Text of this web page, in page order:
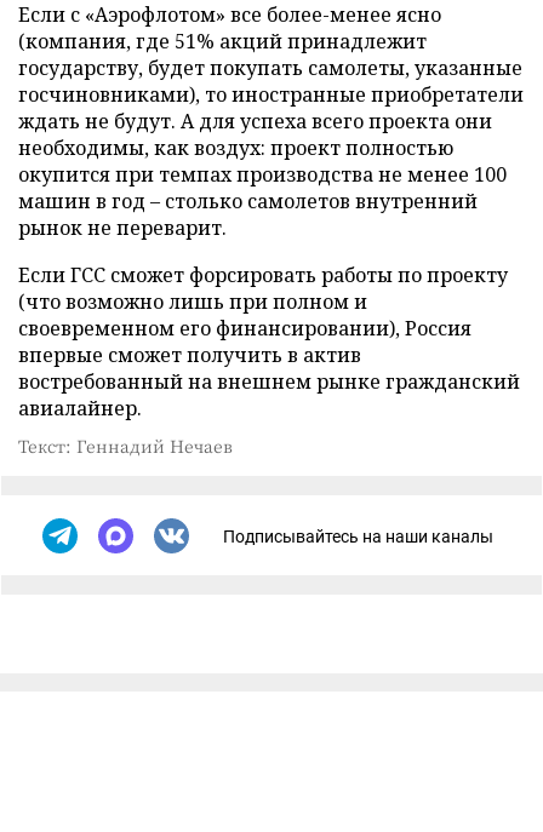
Если с «Аэрофлотом» все более-менее ясно
(компания, где 51% акций принадлежит
государству, будет покупать самолеты, указанные
госчиновниками), то иностранные приобретатели
ждать не будут. А для успеха всего проекта они
необходимы, как воздух: проект полностью
окупится при темпах производства не менее 100
машин в год – столько самолетов внутренний
рынок не переварит.
Если ГСС сможет форсировать работы по проекту
(что возможно лишь при полном и
своевременном его финансировании), Россия
впервые сможет получить в актив
востребованный на внешнем рынке гражданский
авиалайнер.
Текст: Геннадий Нечаев
Подписывайтесь на наши каналы